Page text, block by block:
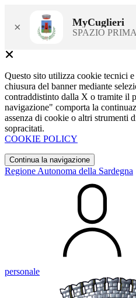
× MyCuglieri
SPAZIO
Questo sito utilizza cookie tecnici
chiusura del banner mediante
contraddistinto dalla X o tramite il
navigazione" comporta la
assenza di cookie o altri strumenti
sopracitati.
COOKIE POLICY
Continua la navigazione
Regione Autonoma della Sardegna
personale